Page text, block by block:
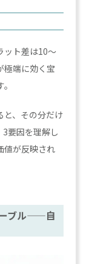
ット差は10〜
極端に効く宝
と、その分だけ
要因を理解し
値が反映され
ブル——自